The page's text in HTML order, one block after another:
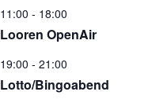
11:00 - 18:00
Looren OpenAir
19:00 - 21:00
Lotto/Bingoabend